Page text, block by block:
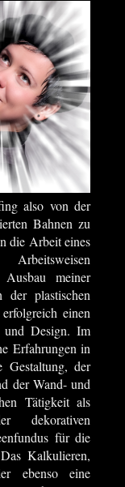
also von der
Bahnen zu
die Arbeit eines
meiner
plastischen
einen
und Design. Im
Erfahrungen in
Gestaltung, der
der Wand- und
Tätigkeit als
dekorativen
für die
Kalkulieren,
ebenso eine